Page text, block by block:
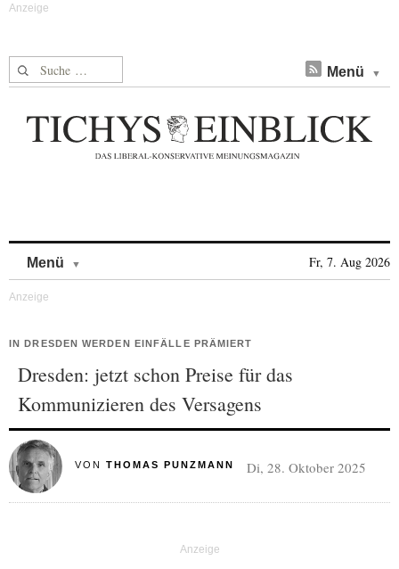
Suche nach: Menü
Menü Fr, 7. Aug 2026
IN DRESDEN WERDEN EINFÄLLE PRÄMIERT
Dresden: jetzt schon Preise für das
Kommunizieren des Versagens
VON THOMAS PUNZMANN Di, 28. Oktober 2025